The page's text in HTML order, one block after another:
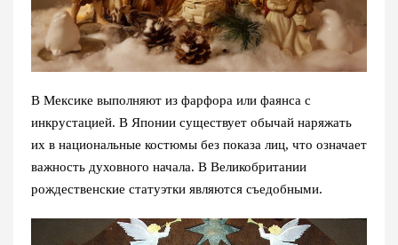
В Мексике выполняют из фарфора или фаянса с
инкрустацией. В Японии существует обычай наряжать
их в национальные костюмы без показа лиц, что означает
важность духовного начала. В Великобритании
рождественские статуэтки являются съедобными.